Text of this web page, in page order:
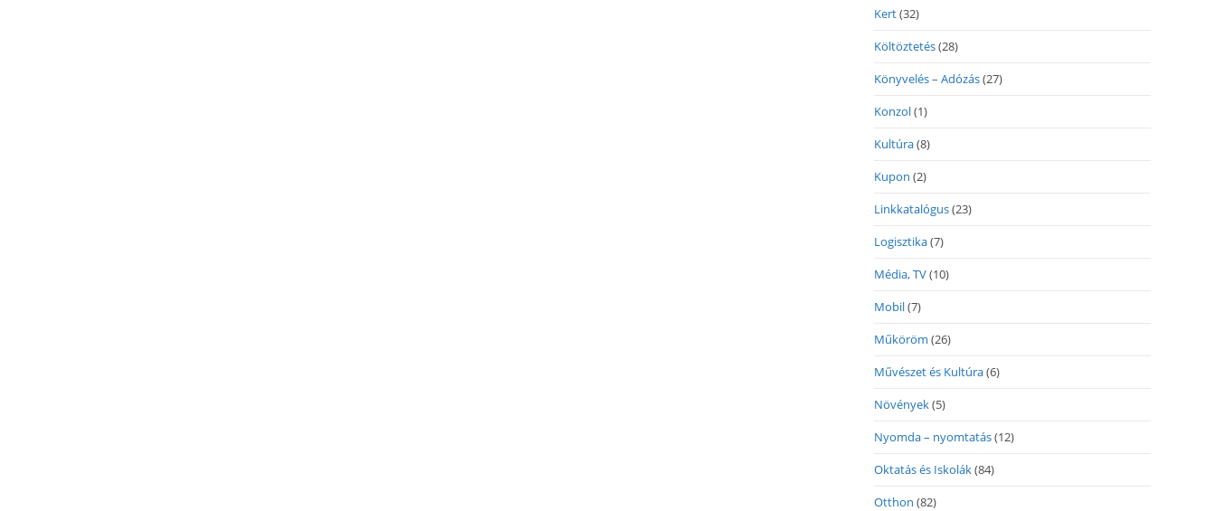
Kert(32)
Költöztetés(28)
Könyvelés – Adózás(27)
Konzol(1)
Kultúra(8)
Kupon (2)
Linkkatalógus(23)
Logisztika(7)
Média, TV(10)
Mobil(7)
Műköröm (26)
Művészet és Kultúra(6)
Növények(5)
Nyomda – nyomtatás(12)
Oktatás és Iskolák(84)
Otthon (82)